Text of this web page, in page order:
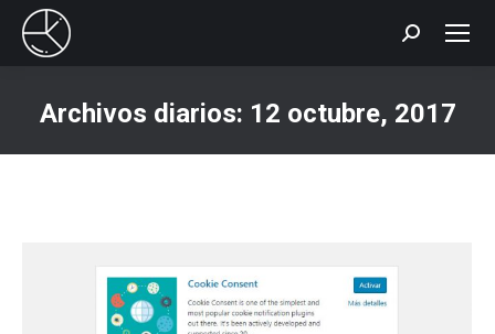
Buscar:
Archivos diarios: 12 octubre, 2017